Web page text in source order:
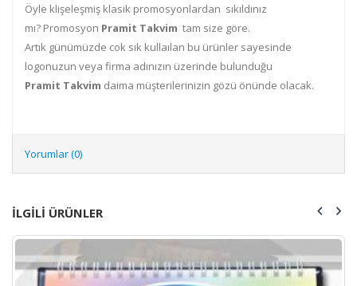
Öyle klişeleşmiş klasik promosyonlardan sıkıldınız
mı? Promosyon Pramit Takvim tam size göre.
Artık günümüzde cok sık kullaılan bu ürünler sayesinde
logonuzun veya firma adınızın üzerinde bulunduğu
Pramit Takvim daima müşterilerinizin gözü önünde olacak.
Yorumlar (0)
ILGILI ÜRÜNLER